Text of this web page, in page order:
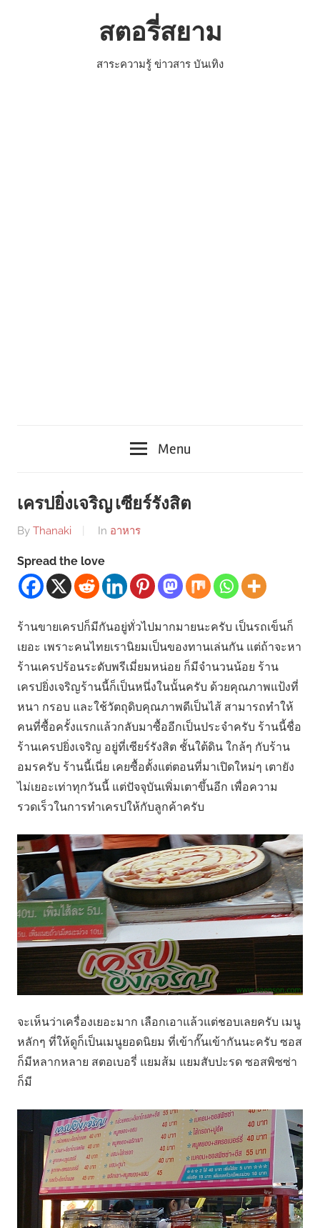
สตอรี่สยาม
สาระความรู้ ข่าวสาร บันเทิง
Menu
เครปยิ่งเจริญ เซียร์รังสิต
By Thanaki In อาหาร
Spread the love
ร้านขายเครปก็มีกันอยู่ทั่วไปมากมายนะครับ เป็นรถเข็นก็
เยอะ เพราะคนไทยเรานิยมเป็นของทานเล่นกัน แต่ถ้าจะหา
ร้านเครปร้อนระดับพรีเมี่ยมหน่อย ก็มีจำนวนน้อย ร้าน
เครปยิ่งเจริญร้านนี้ก็เป็นหนึ่งในนั้นครับ ด้วยคุณภาพแป้งที่
หนา กรอบ และใช้วัตถุดิบคุณภาพดีเป็นไส้ สามารถทำให้
คนที่ซื้อครั้งแรกแล้วกลับมาซื้ออีกเป็นประจำครับ ร้านนี้ชื่อ
ร้านเครปยิ่งเจริญ อยู่ที่เซียร์รังสิต ชั้นใต้ดิน ใกล้ๆ กับร้าน
อมรครับ ร้านนี้เนี่ย เคยซื้อตั้งแต่ตอนที่มาเปิดใหม่ๆ เตายัง
ไม่เยอะเท่าทุกวันนี้ แต่ปัจจุบันเพิ่มเตาขึ้นอีก เพื่อความ
รวดเร็วในการทำเครปให้กับลูกค้าครับ
จะเห็นว่าเครื่องเยอะมาก เลือกเอาแล้วแต่ชอบเลยครับ เมนู
หลักๆ ที่ให้ดูก็เป็นเมนูยอดนิยม ที่เข้ากั๊นเข้ากันนะครับ ซอส
ก็มีหลากหลาย สตอเบอรี่ แยมส้ม แยมสับปะรด ซอสพิซซ่า
ก็มี